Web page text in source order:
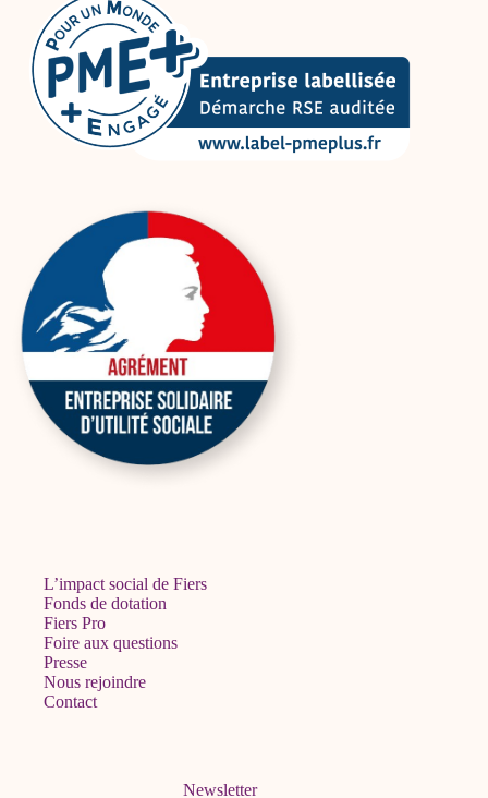
L’impact social de Fiers
Fonds de dotation
Fiers Pro
Foire aux questions
Presse
Nous rejoindre
Contact
Newsletter